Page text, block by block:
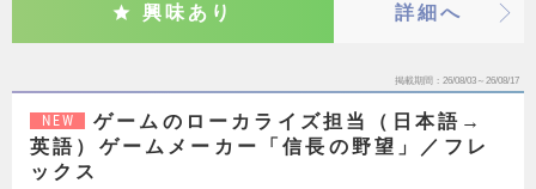
興味あり 詳細へ
掲載期間 26/08/03～26/08/17
NEW
ゲームのローカライズ担当（日本語→
英語）ゲームメーカー「信長の野望」／フレ
ックス